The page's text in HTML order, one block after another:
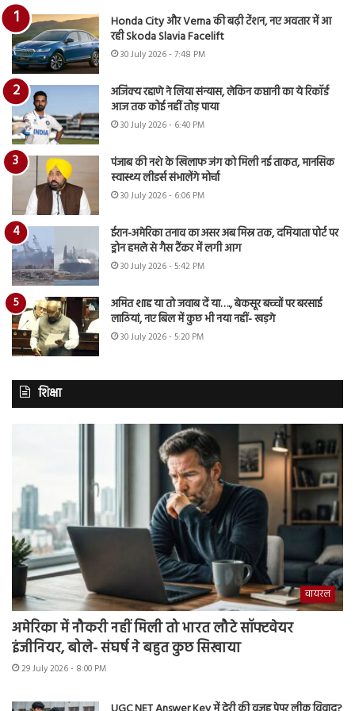
Honda City और Verna की बढ़ी टेंशन, नए अवतार में आ
रही Skoda Slavia Facelift
30 July 2026 - 7:48 PM
अजिंक्य रहाणे ने लिया संन्यास, लेकिन कप्तानी का ये रिकॉर्ड
आज तक कोई नहीं तोड़ पाया
30 July 2026 - 6:40 PM
पंजाब की नशे के खिलाफ जंग को मिली नई ताकत, मानसिक
स्वास्थ्य लीडर्स संभालेंगे मोर्चा
30 July 2026 - 6:06 PM
ईरान-अमेरिका तनाव का असर अब मिस्र तक, दमियाता पोर्ट पर
ड्रोन हमले से गैस टैंकर में लगी आग
30 July 2026 - 5:42 PM
अमित शाह या तो जवाब दें या…., बेकसूर बच्चों पर बरसाई
लाठियां, नए बिल में कुछ भी नया नहीं- खड़गे
30 July 2026 - 5:20 PM
शिक्षा
वायरल
अमेरिका में नौकरी नहीं मिली तो भारत लौटे सॉफ्टवेयर
इंजीनियर, बोले- संघर्ष ने बहुत कुछ सिखाया
29 July 2026 - 8:00 PM